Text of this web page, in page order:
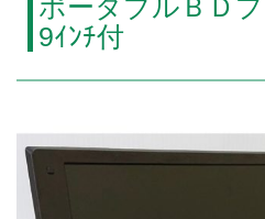
9ｲﾝﾁ付